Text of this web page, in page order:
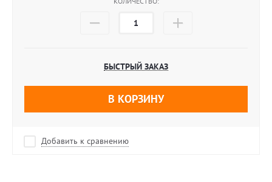
БЫСТРЫЙ ЗАКАЗ
В КОРЗИНУ
Добавить к сравнению